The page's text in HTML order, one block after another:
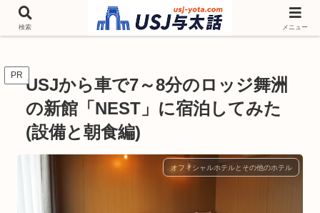
チケットやシーズンイベント ニンテンドーワールド アトラクションなどユニ
バを歩いて情報収集しています
PR USJから車で7～8分のロッジ舞洲
の新館「NEST」に宿泊してみた
(設備と朝食編)
オフィシャルホテルとその他のホテル
検索 メニュー